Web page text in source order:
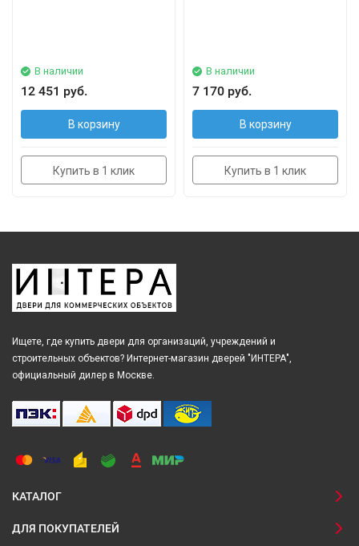
В наличии
12 451 руб.
В корзину
Купить в 1 клик
В наличии
7 170 руб.
В корзину
Купить в 1 клик
Ищете, где купить двери для организаций, учреждений и
строительных объектов? Интернет-магазин дверей "ИНТЕРА",
официальный дилер в Москве.
КАТАЛОГ
ДЛЯ ПОКУПАТЕЛЕЙ